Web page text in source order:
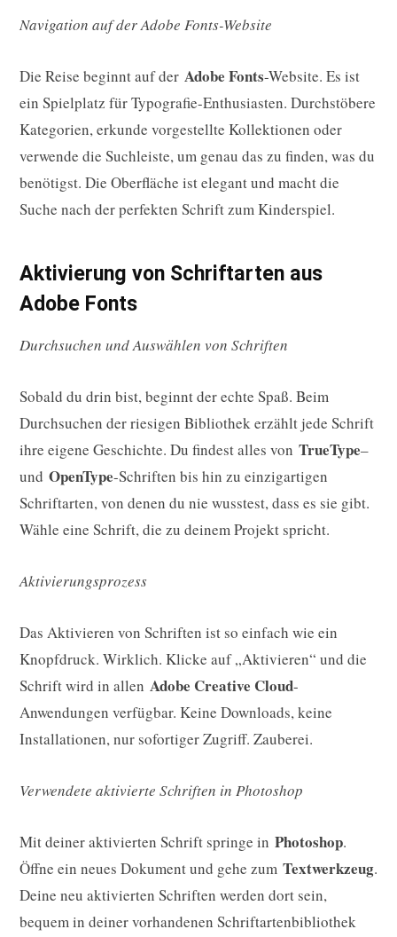
Navigation auf der Adobe Fonts-Website
Die Reise beginnt auf der Adobe Fonts-Website. Es ist
ein Spielplatz für Typografie-Enthusiasten. Durchstöbere
Kategorien, erkunde vorgestellte Kollektionen oder
verwende die Suchleiste, um genau das zu finden, was du
benötigst. Die Oberfläche ist elegant und macht die
Suche nach der perfekten Schrift zum Kinderspiel.
Aktivierung von Schriftarten aus
Adobe Fonts
Durchsuchen und Auswählen von Schriften
Sobald du drin bist, beginnt der echte Spaß. Beim
Durchsuchen der riesigen Bibliothek erzählt jede Schrift
ihre eigene Geschichte. Du findest alles von TrueType–
und OpenType-Schriften bis hin zu einzigartigen
Schriftarten, von denen du nie wusstest, dass es sie gibt.
Wähle eine Schrift, die zu deinem Projekt spricht.
Aktivierungsprozess
Das Aktivieren von Schriften ist so einfach wie ein
Knopfdruck. Wirklich. Klicke auf „Aktivieren“ und die
Schrift wird in allen Adobe Creative Cloud-
Anwendungen verfügbar. Keine Downloads, keine
Installationen, nur sofortiger Zugriff. Zauberei.
Verwendete aktivierte Schriften in Photoshop
Mit deiner aktivierten Schrift springe in Photoshop.
Öffne ein neues Dokument und gehe zum Textwerkzeug.
Deine neu aktivierten Schriften werden dort sein,
bequem in deiner vorhandenen Schriftartenbibliothek